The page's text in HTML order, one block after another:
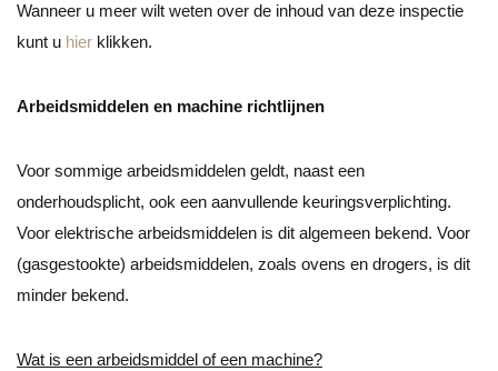
Wanneer u meer wilt weten over de inhoud van deze inspectie
kunt u hier klikken.
Arbeidsmiddelen en machine richtlijnen
Voor sommige arbeidsmiddelen geldt, naast een
onderhoudsplicht, ook een aanvullende keuringsverplichting.
Voor elektrische arbeidsmiddelen is dit algemeen bekend. Voor
(gasgestookte) arbeidsmiddelen, zoals ovens en drogers, is dit
minder bekend.
Wat is een arbeidsmiddel of een machine?